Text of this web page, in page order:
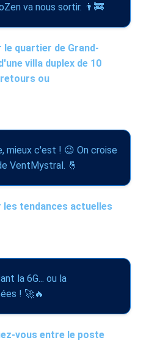
va nous sortir. 👨‍🚒
le quartier de Grand-
villa duplex de 10
ou
mieux c'est ! 😉 On croise
VentMystral. 🤞
les tendances actuelles
la 6G... ou la
! 🚀🔥
vous entre le poste